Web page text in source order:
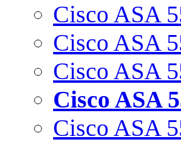
Cisco ASA
Cisco ASA
Cisco ASA
Cisco ASA
Cisco ASA